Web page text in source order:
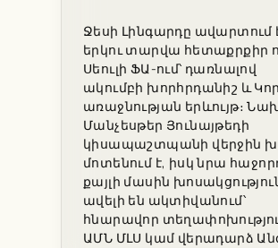
Ջեսի Լինգարդը ավարտում
երկու տարվա հետաքրքիր
Սեուլի ՖԱ-ում՝ դառնալով
ակումբի խորհրդանիշ և
առաջնության երևույթ։
Մանչեսթեր Յունայթեդի
կիսապաշտպանի վերջին
մոտենում է, իսկ նրա
քայլի մասին
ավելի են ակտիվանում՝
հնարավոր
ԱՄՆ ՄԼՍ կամ վերադարձ